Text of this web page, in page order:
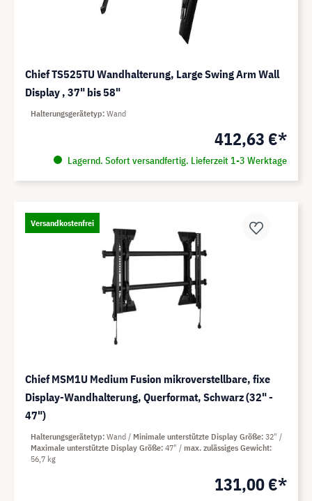
Chief TS525TU Wandhalterung, Large Swing Arm Wall
Display , 37" bis 58"
412,63 €*
Lagernd. Sofort versandfertig. Lieferzeit 1-3 Werktage
Halterungsgerätetyp Wand
Versandkostenfrei
Chief MSM1U Medium Fusion mikroverstellbare, fixe
Display-Wandhalterung, Querformat, Schwarz (32" -
47")
131,00 €*
Halterungsgerätetyp Wand Minimale unterstützte Display Größe 32"
Maximale unterstützte Display Größe 47"
max. zulässiges Gewicht
56,7 kg